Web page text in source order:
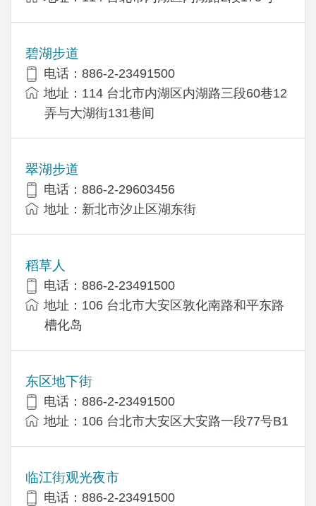
碧湖步道
电话：886-2-23491500
地址：114 台北市内湖区内湖路三段60巷12
弄与大湖街131巷间
翠湖步道
电话：886-2-29603456
地址：新北市汐止区湖东街
稻草人
电话：886-2-23491500
地址：106 台北市大安区敦化南路和平东路
槽化岛
东区地下街
电话：886-2-23491500
地址：106 台北市大安区大安路一段77号B1
临江街观光夜市
电话：886-2-23491500